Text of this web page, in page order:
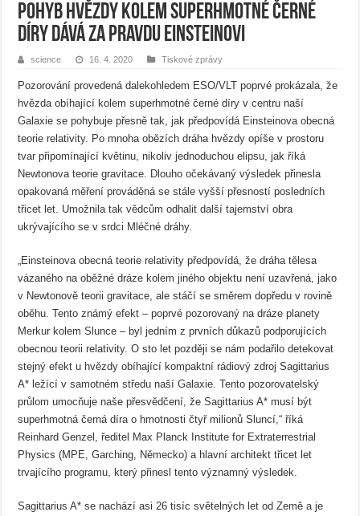
Pohyb hvězdy kolem superhmotné černé
díry dává za pravdu Einsteinovi
science 16. 4. 2020 Tiskové zprávy
Pozorování provedená dalekohledem ESO/VLT poprvé prokázala, že
hvězda obíhající kolem superhmotné černé díry v centru naší
Galaxie se pohybuje přesně tak, jak předpovídá Einsteinova obecná
teorie relativity. Po mnoha obězích dráha hvězdy opíše v prostoru
tvar připomínající květinu, nikoliv jednoduchou elipsu, jak říká
Newtonova teorie gravitace. Dlouho očekávaný výsledek přinesla
opakovaná měření prováděná se stále vyšší přesností posledních
třicet let. Umožnila tak vědcům odhalit další tajemství obra
ukrývajícího se v srdci Mléčné dráhy.
„Einsteinova obecná teorie relativity předpovídá, že dráha tělesa
vázaného na oběžné dráze kolem jiného objektu není uzavřená, jako
v Newtonově teorii gravitace, ale stáčí se směrem dopředu v rovině
oběhu. Tento známý efekt – poprvé pozorovaný na dráze planety
Merkur kolem Slunce – byl jedním z prvních důkazů podporujících
obecnou teorii relativity. O sto let později se nám podařilo detekovat
stejný efekt u hvězdy obíhající kompaktní rádiový zdroj Sagittarius
A* ležící v samotném středu naší Galaxie. Tento pozorovatelský
průlom umocňuje naše přesvědčení, že Sagittarius A* musí být
superhmotná černá díra o hmotnosti čtyř milionů Sluncí,“ říká
Reinhard Genzel, ředitel Max Planck Institute for Extraterrestrial
Physics (MPE, Garching, Německo) a hlavní architekt třicet let
trvajícího programu, který přinesl tento významný výsledek.
Sagittarius A* se nachází asi 26 tisíc světelných let od Země a je